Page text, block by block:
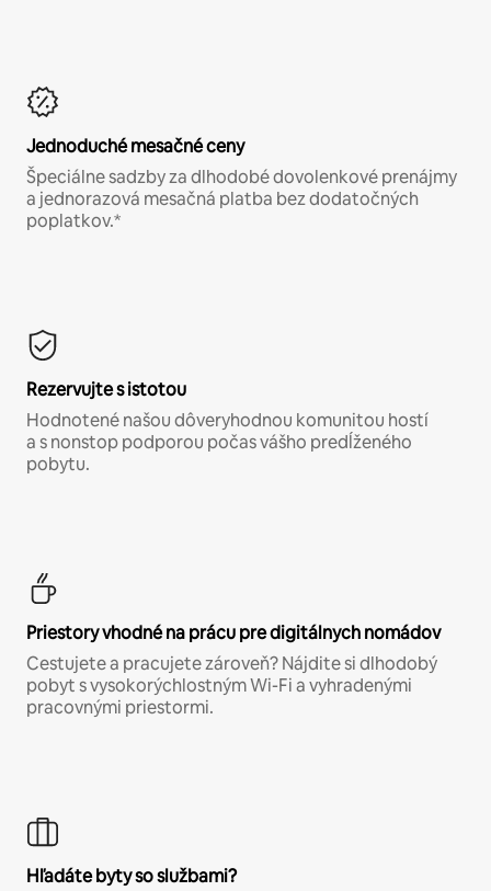
Jednoduché mesačné ceny
Špeciálne sadzby za dlhodobé dovolenkové prenájmy
a jednorazová mesačná platba bez dodatočných
poplatkov.*
Rezervujte s istotou
Hodnotené našou dôveryhodnou komunitou hostí
a s nonstop podporou počas vášho predĺženého
pobytu.
Priestory vhodné na prácu pre digitálnych nomádov
Cestujete a pracujete zároveň? Nájdite si dlhodobý
pobyt s vysokorýchlostným Wi-Fi a vyhradenými
pracovnými priestormi.
Hľadáte byty so službami?